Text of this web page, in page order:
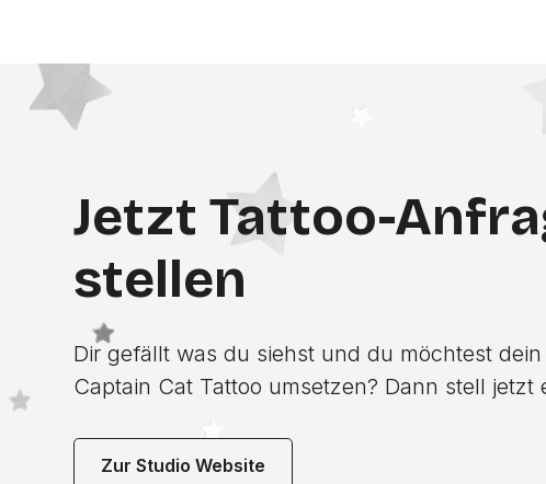
Jetzt Tattoo-
stellen
Dir gefällt was du siehst und du möchtest
Captain Cat Tattoo umsetzen? Dann stell jetzt
Zur Studio Website